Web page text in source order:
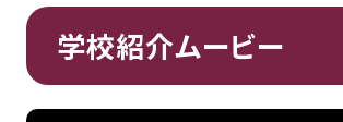
学校紹介ムービー